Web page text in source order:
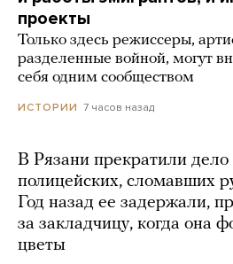
проекты
Только здесь режиссеры,
разделенные войной, могут
себя одним сообществом
ИСТОРИИ 7 часов назад
В Рязани прекратили дело
полицейских, сломавших
Год назад ее задержали,
за закладчицу, когда она
цветы